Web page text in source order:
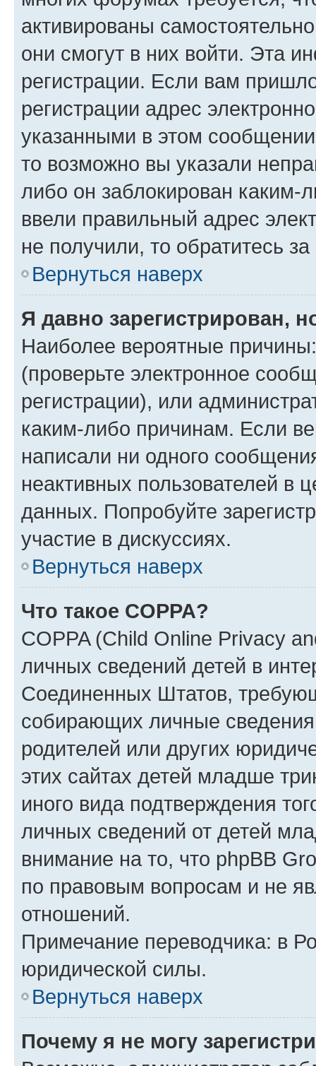
активированы
они смогут в них войти. Эта
регистрации. Если вам
регистрации адрес
указанными в этом
то возможно вы указали
либо он заблокирован
ввели правильный адрес
не получили, то обратитесь
Вернуться наверх
Я давно зарегистрирован,
Наиболее вероятные
(проверьте электронное
регистрации), или
каким-либо причинам. Если
написали ни одного
неактивных пользователей в
данных. Попробуйте
участие в дискуссиях.
Вернуться наверх
Что такое COPPA?
COPPA (Child Online Privacy
личных сведений детей в
Соединенных Штатов,
собирающих личные
родителей или других
этих сайтах детей младше
иного вида подтверждения
личных сведений от детей
внимание на то, что phpBB
по правовым вопросам и не
отношений.
Примечание переводчика: в
юридической силы.
Вернуться наверх
Почему я не могу